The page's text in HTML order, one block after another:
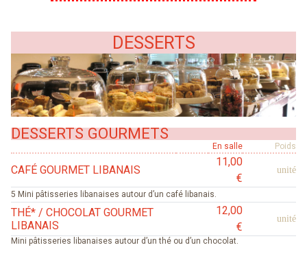
DESSERTS
DESSERTS GOURMETS
En salle Poids
CAFÉ GOURMET LIBANAIS
11,00
€
unité
5 Mini pâtisseries libanaises autour d’un café libanais.
THÉ* / CHOCOLAT GOURMET
LIBANAIS
12,00
€
unité
Mini pâtisseries libanaises autour d’un thé ou d’un chocolat.